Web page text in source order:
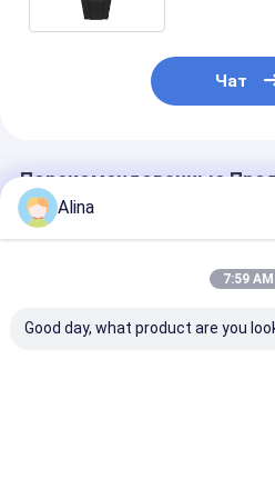
Чат
Порекомендованные
Alina
7:59 AM
Good day, what product are you